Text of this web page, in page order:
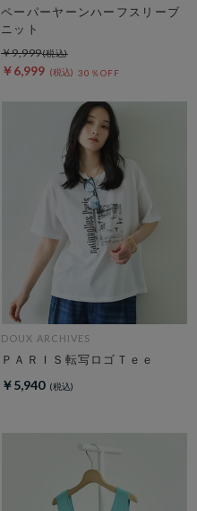
ペーパーヤーンハーフスリーブ
ニット
￥6,999 30％OFF
￥9,999
DOUX ARCHIVES
ＰＡＲＩＳ転写ロゴＴｅｅ
￥5,940